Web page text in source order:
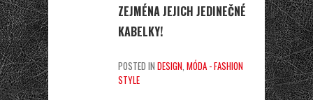
ZEJMÉNA JEJICH JEDINEČNÉ
KABELKY!
POSTED IN DESIGN MÓDA - FASHION
STYLE